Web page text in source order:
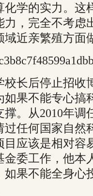
化学的实力。这
力，完全不考虑
域近亲繁殖方面
校长后停止招收
如果不能专心搞
。从2010年调
过任何国家自然
目应该是相对容
金委工作，他本
如果不能全身心